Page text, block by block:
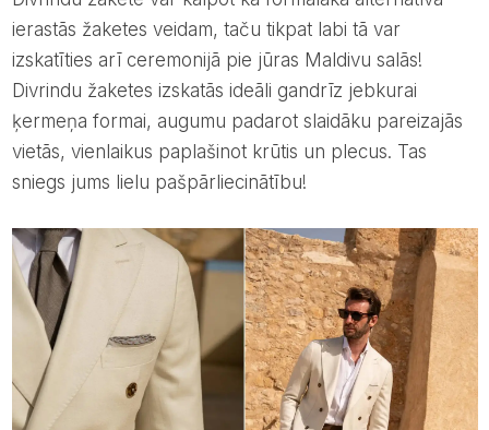
ierastās žaketes veidam, taču tikpat labi tā var
izskatīties arī ceremonijā pie jūras Maldivu salās!
Divrindu žaketes izskatās ideāli gandrīz jebkurai
ķermeņa formai, augumu padarot slaidāku pareizajās
vietās, vienlaikus paplašinot krūtis un plecus. Tas
sniegs jums lielu pašpārliecinātību!